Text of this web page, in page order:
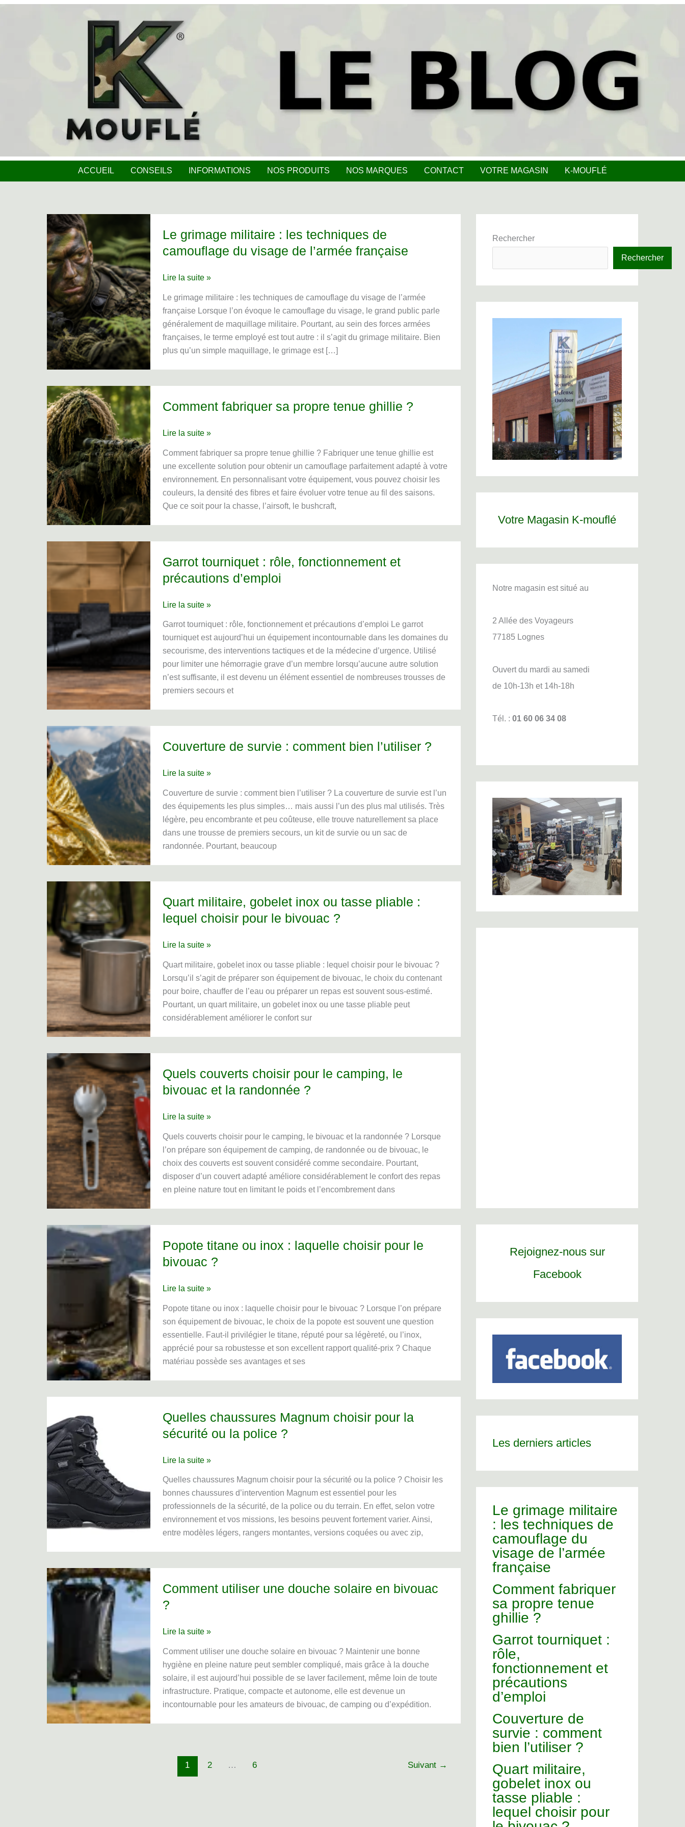
Aller
ACCUEIL CONSEILS INFORMATIONS NOS PRODUITS NOS MARQUES CONTACT VOTRE MAGASIN K-MOUFLÉ
Le grimage militaire : les techniques de
camouflage du visage de l’armée française
Le
militaire
les
techniques
de
camouflage
de
française
Lire la suite »
Le grimage militaire : les techniques de camouflage du visage de l’armée
française Lorsque l’on évoque le camouflage du visage, le grand public parle
généralement de maquillage militaire. Pourtant, au sein des forces armées
françaises, le terme employé est tout autre : il s’agit du grimage militaire. Bien
plus qu’un simple maquillage, le grimage est […]
Comment fabriquer sa propre tenue ghillie ?
Comment
?
Lire la suite »
Comment fabriquer sa propre tenue ghillie ? Fabriquer une tenue ghillie est
une excellente solution pour obtenir un camouflage parfaitement adapté à votre
environnement. En personnalisant votre équipement, vous pouvez choisir les
couleurs, la densité des fibres et faire évoluer votre tenue au fil des saisons.
Que ce soit pour la chasse, l’airsoft, le bushcraft,
Garrot tourniquet : rôle, fonctionnement et
précautions d’emploi
Garrot
fonctionnement
et
d’emploi
Lire la suite »
Garrot tourniquet : rôle, fonctionnement et précautions d’emploi Le garrot
tourniquet est aujourd’hui un équipement incontournable dans les domaines du
secourisme, des interventions tactiques et de la médecine d’urgence. Utilisé
pour limiter une hémorragie grave d’un membre lorsqu’aucune autre solution
n’est suffisante, il est devenu un élément essentiel de nombreuses trousses de
premiers secours et
Couverture de survie : comment bien l’utiliser ?
Couverture
comment
?
Lire la suite »
Couverture de survie : comment bien l’utiliser ? La couverture de survie est l’un
des équipements les plus simples… mais aussi l’un des plus mal utilisés. Très
légère, peu encombrante et peu coûteuse, elle trouve naturellement sa place
dans une trousse de premiers secours, un kit de survie ou un sac de
randonnée. Pourtant, beaucoup
Quart militaire, gobelet inox ou tasse pliable :
lequel choisir pour le bivouac ?
Quart
gobelet
ou
:
pour
le
?
Lire la suite »
Quart militaire, gobelet inox ou tasse pliable : lequel choisir pour le bivouac ?
Lorsqu’il s’agit de préparer son équipement de bivouac, le choix du contenant
pour boire, chauffer de l’eau ou préparer un repas est souvent sous-estimé.
Pourtant, un quart militaire, un gobelet inox ou une tasse pliable peut
considérablement améliorer le confort sur
Quels couverts choisir pour le camping, le
bivouac et la randonnée ?
Quels
choisir
camping,
bivouac
randonnée
?
Lire la suite »
Quels couverts choisir pour le camping, le bivouac et la randonnée ? Lorsque
l’on prépare son équipement de camping, de randonnée ou de bivouac, le
choix des couverts est souvent considéré comme secondaire. Pourtant,
disposer d’un couvert adapté améliore considérablement le confort des repas
en pleine nature tout en limitant le poids et l’encombrement dans
Popote titane ou inox : laquelle choisir pour le
bivouac ?
Popote
laquelle
pour
?
Lire la suite »
Popote titane ou inox : laquelle choisir pour le bivouac ? Lorsque l’on prépare
son équipement de bivouac, le choix de la popote est souvent une question
essentielle. Faut-il privilégier le titane, réputé pour sa légèreté, ou l’inox,
apprécié pour sa robustesse et son excellent rapport qualité-prix ? Chaque
matériau possède ses avantages et ses
Quelles chaussures Magnum choisir pour la
sécurité ou la police ?
Quelles
Magnum
pour
ou
?
Lire la suite »
Quelles chaussures Magnum choisir pour la sécurité ou la police ? Choisir les
bonnes chaussures d’intervention Magnum est essentiel pour les
professionnels de la sécurité, de la police ou du terrain. En effet, selon votre
environnement et vos missions, les besoins peuvent fortement varier. Ainsi,
entre modèles légers, rangers montantes, versions coquées ou avec zip,
Comment utiliser une douche solaire en bivouac
?
Comment
douche
?
Lire la suite »
Comment utiliser une douche solaire en bivouac ? Maintenir une bonne
hygiène en pleine nature peut sembler compliqué, mais grâce à la douche
solaire, il est aujourd’hui possible de se laver facilement, même loin de toute
infrastructure. Pratique, compacte et autonome, elle est devenue un
incontournable pour les amateurs de bivouac, de camping ou d’expédition.
1 2 … 6 Suivant →
Rechercher
Rechercher
Votre Magasin K-mouflé
Notre magasin est situé au
2 Allée des Voyageurs
77185 Lognes
Ouvert du mardi au samedi
de 10h-13h et 14h-18h
Tél. : 01 60 06 34 08
Rejoignez-nous sur
Facebook
Les derniers articles
Le grimage militaire
: les techniques de
camouflage du
visage de l’armée
française
Comment fabriquer
sa propre tenue
ghillie ?
Garrot tourniquet :
rôle,
fonctionnement et
précautions
d’emploi
Couverture de
survie : comment
bien l’utiliser ?
Quart militaire,
gobelet inox ou
tasse pliable :
lequel choisir pour